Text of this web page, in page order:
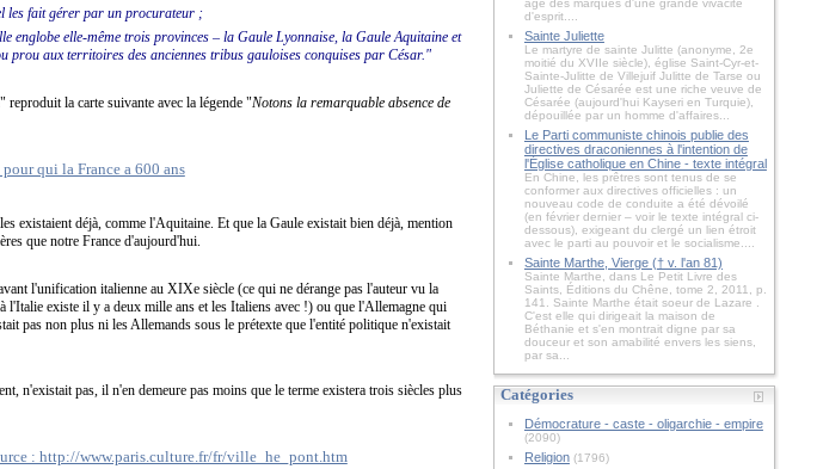
les fait gérer par un procurateur ;
englobe elle-même trois provinces – la Gaule Lyonnaise, la Gaule Aquitaine et
prou aux territoires des anciennes tribus gauloises conquises par César."
la carte suivante avec la légende "Notons la remarquable absence de
existaient déjà, comme l'Aquitaine. Et que la Gaule existait bien déjà, mention
que notre France d'aujourd'hui.
l'unification italienne au XIXe siècle (ce qui ne dérange pas l'auteur vu la
l'Italie existe il y a deux mille ans et les Italiens avec !) ou que l'Allemagne qui
pas non plus ni les Allemands sous le prétexte que l'entité politique n'existait
n'existait pas, il n'en demeure pas moins que le terme existera trois siècles plus
âge des marques d'une grande vivacité
d'esprit....
Sainte Juliette
Le martyre de sainte Julitte (anonyme, 2e
moitié du XVIIe siècle), église Saint-Cyr-et-
Sainte-Julitte de Villejuif Julitte de Tarse ou
Juliette de Césarée est une riche veuve de
Césarée (aujourd'hui Kayseri en Turquie),
dépouillée par un homme d'affaires...
Le Parti communiste chinois publie des
directives draconiennes à l'intention de
l'Église catholique en Chine - texte intégral
En Chine, les prêtres sont tenus de se
conformer aux directives officielles : un
nouveau code de conduite a été dévoilé
(en février dernier – voir le texte intégral ci-
dessous), exigeant du clergé un lien étroit
avec le parti au pouvoir et le socialisme....
Sainte Marthe, Vierge († v. l'an 81)
Sainte Marthe, dans Le Petit Livre des
Saints, Éditions du Chêne, tome 2, 2011, p.
141. Sainte Marthe était soeur de Lazare .
C'est elle qui dirigeait la maison de
Béthanie et s'en montrait digne par sa
douceur et son amabilité envers les siens,
par sa...
Catégories
Démocrature - caste - oligarchie - empire
(2090)
Religion(1796)